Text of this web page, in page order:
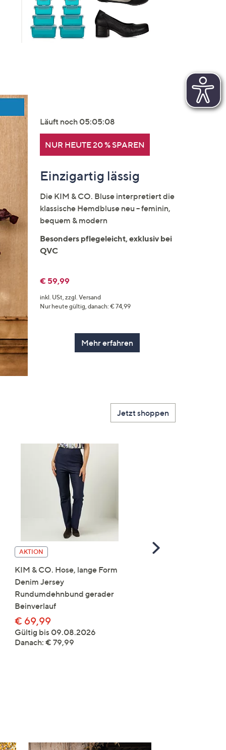
Läuft noch 05:05:06
NUR HEUTE 20 % SPAREN
Einzigartig lässig
Die KIM & CO. Bluse interpretiert die
klassische Hemdbluse neu – feminin,
bequem & modern
Besonders pflegeleicht, exklusiv bei
QVC
€ 59,99
inkl. USt, zzgl. Versand
Nur heute gültig, danach: € 74,99
Mehr erfahren
Jetzt shoppen
AKTION
KIM & CO. Hose, lange Form
Denim Jersey
Rundumdehnbund gerader
Beinverlauf
€ 69,99
Gültig bis 09.08.2026
Danach: € 79,99
AKTION
Scroll